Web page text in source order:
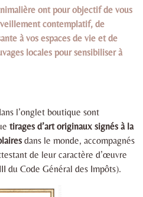
ont pour objectif de vous
contemplatif, de
à vos espaces de vie et de
locales pour sensibiliser à
l’onglet boutique sont
tirages d’art originaux signés à la
dans le monde, accompagnés
de leur caractère d’œuvre
du Code Général des Impôts).